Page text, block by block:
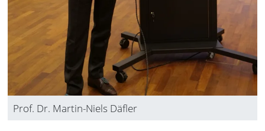
Prof. Dr. Martin-Niels Däfler